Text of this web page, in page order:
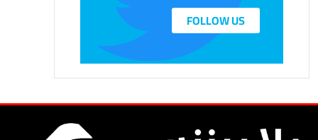
FOLLOW US